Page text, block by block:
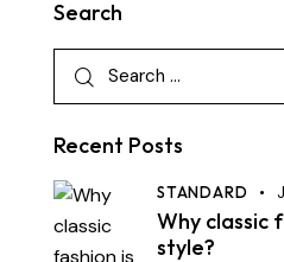
Search
Recent Posts
STANDARD
Why classic
style?